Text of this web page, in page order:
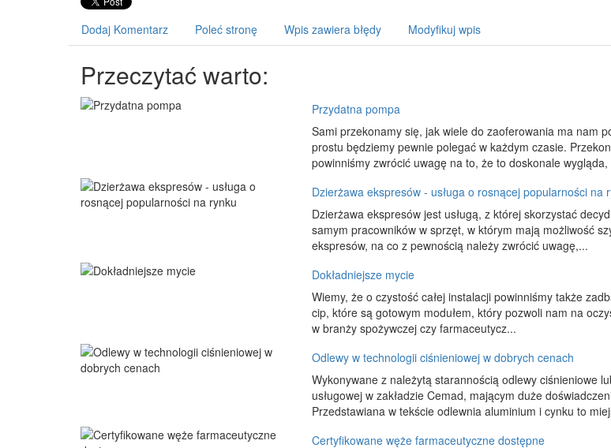
Dodaj Komentarz Poleć stronę Wpis zawiera błędy Modyfikuj wpis
Przeczytać warto:
Przydatna pompa
Sami przekonamy się, jak wiele do zaoferowania ma nam
prostu będziemy pewnie polegać w każdym czasie.
powinniśmy zwrócić uwagę na to, że to doskonale wygląda,
Dzierżawa ekspresów - usługa o rosnącej popularności na
Dzierżawa ekspresów jest usługą, z której skorzystać
samym pracowników w sprzęt, w którym mają możliwość
ekspresów, na co z pewnością należy zwrócić uwagę,...
Dokładniejsze mycie
Wiemy, że o czystość całej instalacji powinniśmy także
cip, które są gotowym modułem, który pozwoli nam na
w branży spożywczej czy farmaceutycz...
Odlewy w technologii ciśnieniowej w dobrych cenach
Wykonywane z należytą starannością odlewy ciśnieniowe
usługowej w zakładzie Cemad, mającym duże
Przedstawiana w tekście odlewnia aluminium i cynku to
Certyfikowane węże farmaceutyczne dostępne